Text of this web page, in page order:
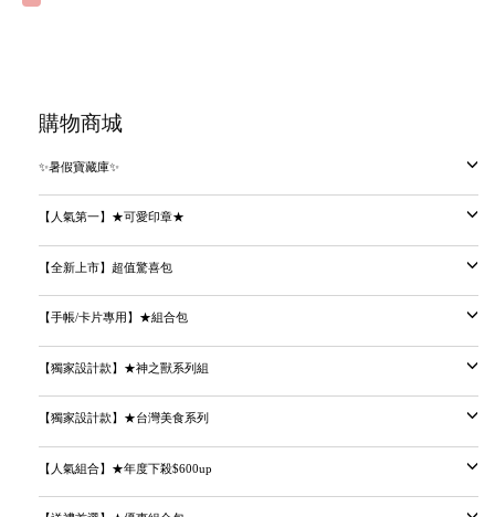
購物商城
✨暑假寶藏庫✨
【人氣第一】★可愛印章★
【全新上市】超值驚喜包
【手帳/卡片專用】★組合包
【獨家設計款】★神之獸系列組
【獨家設計款】★台灣美食系列
【人氣組合】★年度下殺$600up